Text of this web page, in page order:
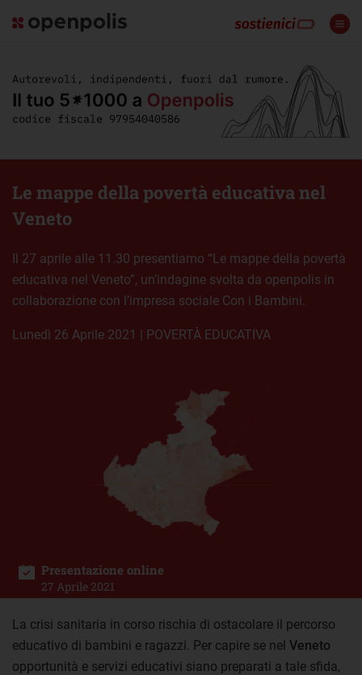
Le mappe della povertà educativa nel
Veneto
Il 27 aprile alle 11.30 presentiamo “Le mappe della povertà
educativa nel Veneto”, un’indagine svolta da openpolis in
collaborazione con l’impresa sociale Con i Bambini.
lunedì 26 Aprile 2021 | POVERTÀ EDUCATIVA
Presentazione online
27 Aprile 2021
La crisi sanitaria in corso rischia di ostacolare il percorso
educativo di bambini e ragazzi. Per capire se nel Veneto
opportunità e servizi educativi siano preparati a tale sfida,